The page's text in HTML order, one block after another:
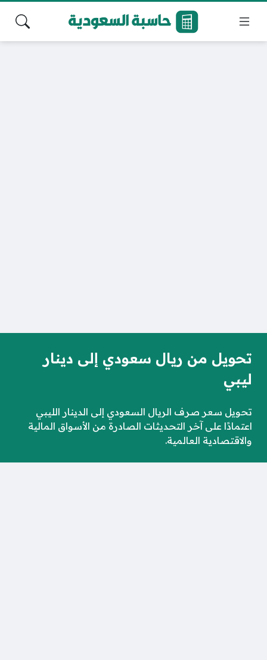
تحويل من ريال سعودي إلى دينار
ليبي
تحويل سعر صرف الريال السعودي إلى الدينار الليبي
اعتمادًا على آخر التحديثات الصادرة من الأسواق المالية
والاقتصادية العالمية.